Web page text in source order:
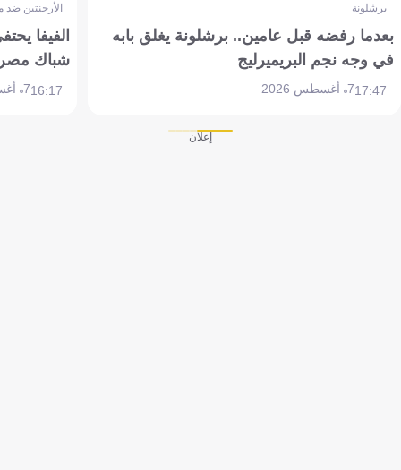
برشلونة
بعدما رفضه قبل عامين.. برشلونة يغلق بابه
في وجه نجم البريميرليج
17:477 أغسطس 2026
الأرجنتين
الفيفا
شباك
16:177 أغسطس 2026
إعلان